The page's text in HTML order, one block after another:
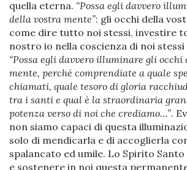
quella eterna. “Possa egli davvero
della vostra mente”: gli occhi della
come dire tutto noi stessi, investire
nostro io nella coscienza di noi stessi
“Possa egli davvero illuminare gli occhi
mente, perché comprendiate a quale
chiamati, quale tesoro di gloria
tra i santi e qual è la straordinaria
potenza verso di noi che crediamo…”.
non siamo capaci di questa
solo di mendicarla e di accoglierla
spalancato ed umile. Lo Spirito
e sostenere in noi questa